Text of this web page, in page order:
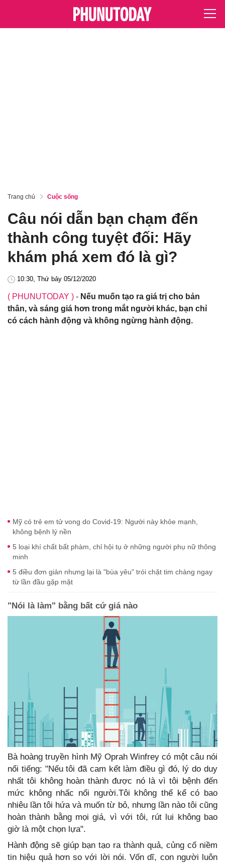
Trang chủ Cuộc sống
Câu nói dẫn bạn chạm đến
thành công tuyệt đối: Hãy
khám phá xem đó là gì?
10:30, Thứ bảy 05/12/2020
( PHUNUTODAY ) - Nếu muốn tạo ra giá trị cho bản
thân, và sáng giá hơn trong mắt người khác, bạn chỉ
có cách hành động và không ngừng hành động.
Mỹ có trẻ em tử vong do Covid-19: Người này khỏe mạnh,
không bệnh lý nền
5 loại khí chất bất phàm, chỉ hội tụ ở những người phụ nữ thông
minh
5 điều đơn giản nhưng lại là "bùa yêu" trói chặt tim chàng ngay
từ lần đầu gặp mặt
"Nói là làm" bằng bất cứ giá nào
Bà hoàng truyền hình Mỹ Oprah Winfrey có một câu nói
nổi tiếng: "Nếu tôi đã cam kết làm điều gì đó, lý do duy
nhất tôi không hoàn thành được nó là vì tôi bệnh đến
mức không nhấc nổi người.Tôi không thể kể có bao
nhiêu lần tôi hứa và muốn từ bỏ, nhưng lần nào tôi cũng
hoàn thành bằng mọi giá, vì với tôi, rút lui không bao
giờ là một chọn lựa".
Hành động sẽ giúp bạn tạo ra thành quả, củng cố niềm
tin hiệu quả hơn so với lời nói. Vốn dĩ, con người luôn